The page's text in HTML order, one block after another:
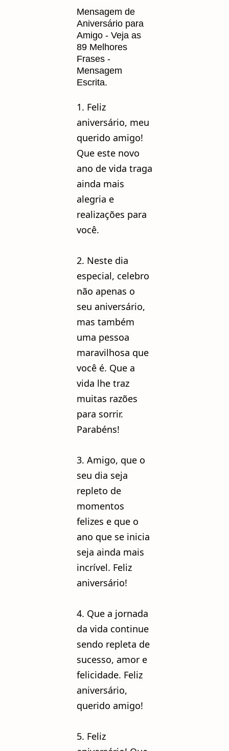
Mensagem de
Aniversário para
Amigo - Veja as
89 Melhores
Frases -
Mensagem
Escrita.
1. Feliz
aniversário, meu
querido amigo!
Que este novo
ano de vida traga
ainda mais
alegria e
realizações para
você.
2. Neste dia
especial, celebro
não apenas o
seu aniversário,
mas também
uma pessoa
maravilhosa que
você é. Que a
vida lhe traz
muitas razões
para sorrir.
Parabéns!
3. Amigo, que o
seu dia seja
repleto de
momentos
felizes e que o
ano que se inicia
seja ainda mais
incrível. Feliz
aniversário!
4. Que a jornada
da vida continue
sendo repleta de
sucesso, amor e
felicidade. Feliz
aniversário,
querido amigo!
5. Feliz